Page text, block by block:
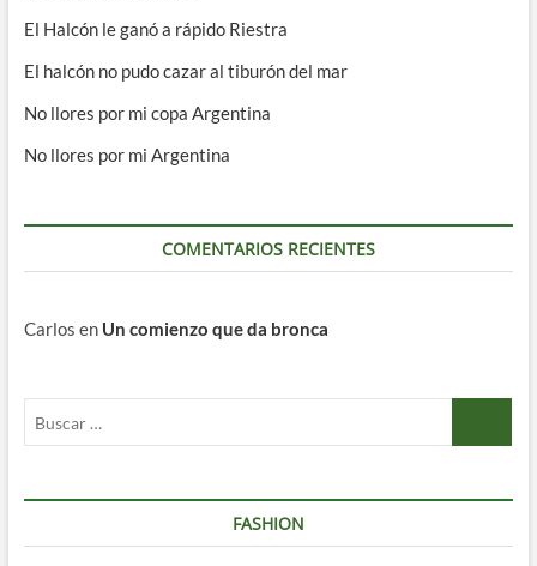
El Halcón le ganó a rápido Riestra
El halcón no pudo cazar al tiburón del mar
No llores por mi copa Argentina
No llores por mi Argentina
COMENTARIOS RECIENTES
Carlos en Un comienzo que da bronca
FASHION